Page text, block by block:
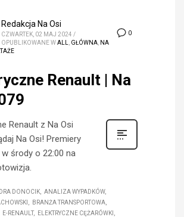
0
Redakcja Na Osi
CZWARTEK, 02 MAJ 2024 /
OPUBLIKOWANE WALL GŁÓWNA NA
Renault | Na
Renault z Na Osi
Na Osi! Premiery
środy o 22:00 na
DONOCIK
ANALIZA WYPADKÓW
BRANŻA TRANSPORTOWA
E-RENAULT
ELEKTRYCZNE CĘŻARÓWKI